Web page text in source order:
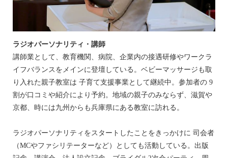
ラジオパーソナリティ・講師
講師業として、教育機関、病院、企業内の接遇研修やワークラ
イフバランスをメインに登壇している。ベビーマッサージも取
り入れた親子教室は 子育て支援事業として継続中。参加者の 9
割が口コミや紹介により予約。地域の親子のみならず、滋賀や
京都、時には九州からも兵庫県にある教室に訪れる。
ラジオパーソナリティをスタートしたことをきっかけに 司会者
（MCやファシリテーターなど）としても活動している。出版